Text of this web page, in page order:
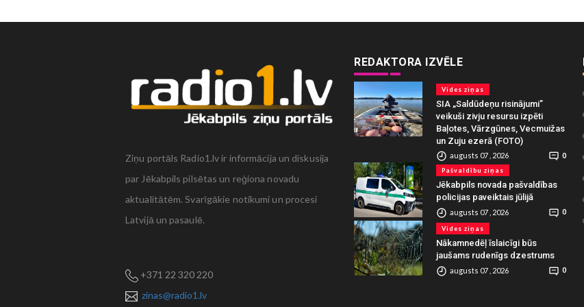
Ziņu portāls Radio1.lv ir informācija un diskusija
par Jēkabpils pilsētas un reģiona novadu
aktualitātēm. Svarīgākie notikumi un procesi
Latvijā un pasaulē.
+371 22 320 220
zinas@radio1.lv
REDAKTORA IZVĒLE
Vides ziņas
SIA „Saldūdeņu risinājumi”
veikuši zivju resursu izpēti
Baļotes, Vārzgūnes, Vecmuižas
un Zuju ezerā (FOTO)
augusts 07 , 2026 0
Pašvaldību ziņas
Jēkabpils novada pašvaldības
policijas paveiktais jūlijā
augusts 07 , 2026 0
Vides ziņas
Nākamnedēļ īslaicīgi būs
jaušams rudenīgs dzestrums
augusts 07 , 2026 0